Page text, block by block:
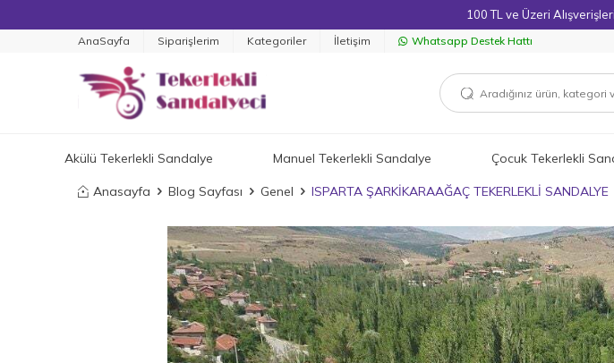
100 TL ve Üzeri
AnaSayfa Siparişlerim Kategoriler İletişim Whatsapp Destek Hattı
Akülü Tekerlekli Sandalye Manuel Tekerlekli Sandalye Çocuk Tekerlekli
Anasayfa Blog Sayfası Genel ISPARTA ŞARKİKARAAĞAÇ TEKERLEKLİ SANDALYE